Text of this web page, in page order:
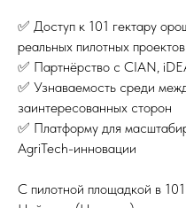
✅ Доступ к 101 гектару
реальных пилотных проектов
✅ Партнёрство с CIAN,
✅ Узнаваемость среди
заинтересованных сторон
✅ Платформу для
AgriTech-инновации
С пилотной площадкой в